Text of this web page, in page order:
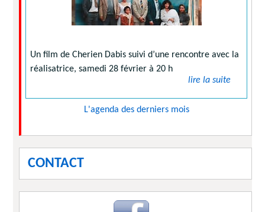
Un film de Cherien Dabis suivi d’une rencontre avec la
réalisatrice, samedi 28 février à 20 h
lire la suite
L'agenda des derniers mois
CONTACT